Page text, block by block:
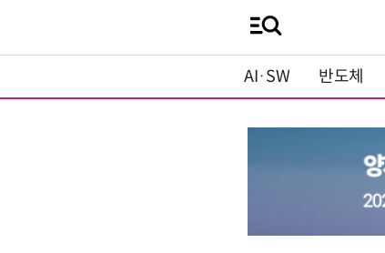
AI·SW 반도체